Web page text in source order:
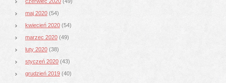
maj 2020 (54)
kwiecień 2020 (54)
marzec 2020 (49)
luty 2020 (38)
styczeń 2020 (43)
grudzień 2019 (40)